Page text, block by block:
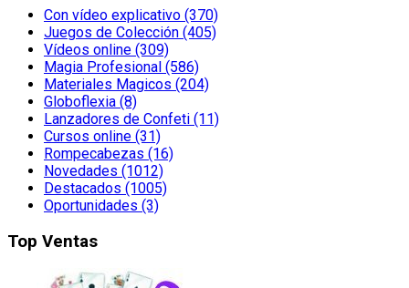
Con vídeo explicativo (370)
Juegos de Colección (405)
Vídeos online (309)
Magia Profesional (586)
Materiales Magicos (204)
Globoflexia (8)
Lanzadores de Confeti (11)
Cursos online (31)
Rompecabezas (16)
Novedades (1012)
Destacados (1005)
Oportunidades (3)
Top Ventas